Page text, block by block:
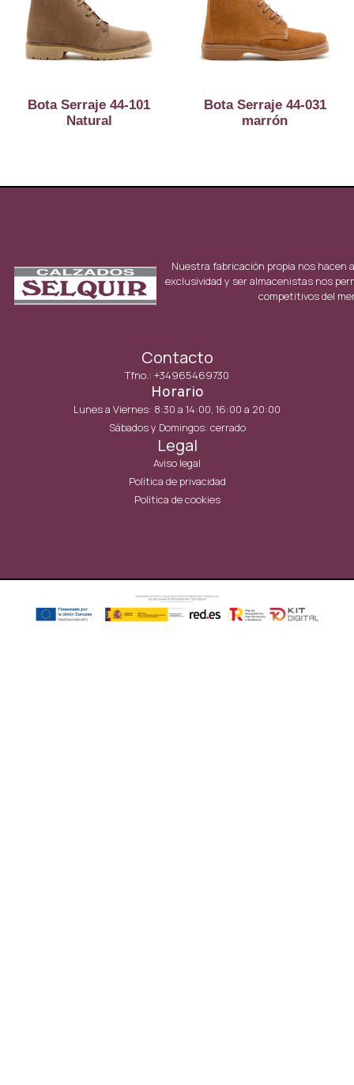
Bota Serraje 44-101
Natural
Bota Serraje 44-031
marrón
Nuestra fabricación propia nos hacen
exclusividad y ser almacenistas nos
competitivos del
Legal
Aviso legal
Política de privacidad
Política de cookies
Horario
Lunes a Viernes: 8:30 a 14:00, 16:00 a 20:00
Sábados y Domingos: cerrado
Contacto
Tfno.: +34965469730